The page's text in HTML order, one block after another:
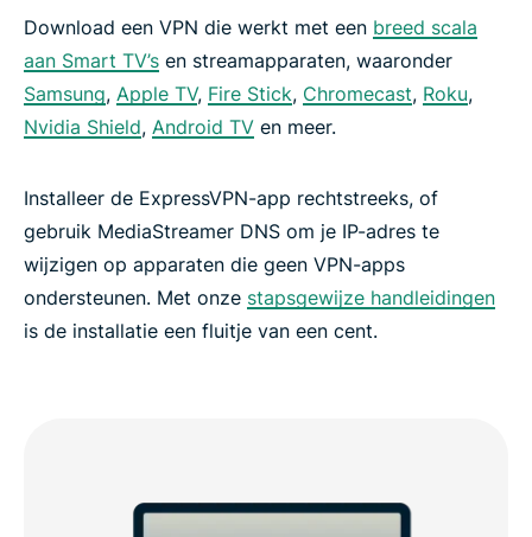
Download een VPN die werkt met een breed scala
aan Smart TV’s en streamapparaten, waaronder
Samsung, Apple TV, Fire Stick, Chromecast, Roku,
Nvidia Shield, Android TV en meer.
Installeer de ExpressVPN-app rechtstreeks, of
gebruik MediaStreamer DNS om je IP-adres te
wijzigen op apparaten die geen VPN-apps
ondersteunen. Met onze stapsgewijze handleidingen
is de installatie een fluitje van een cent.